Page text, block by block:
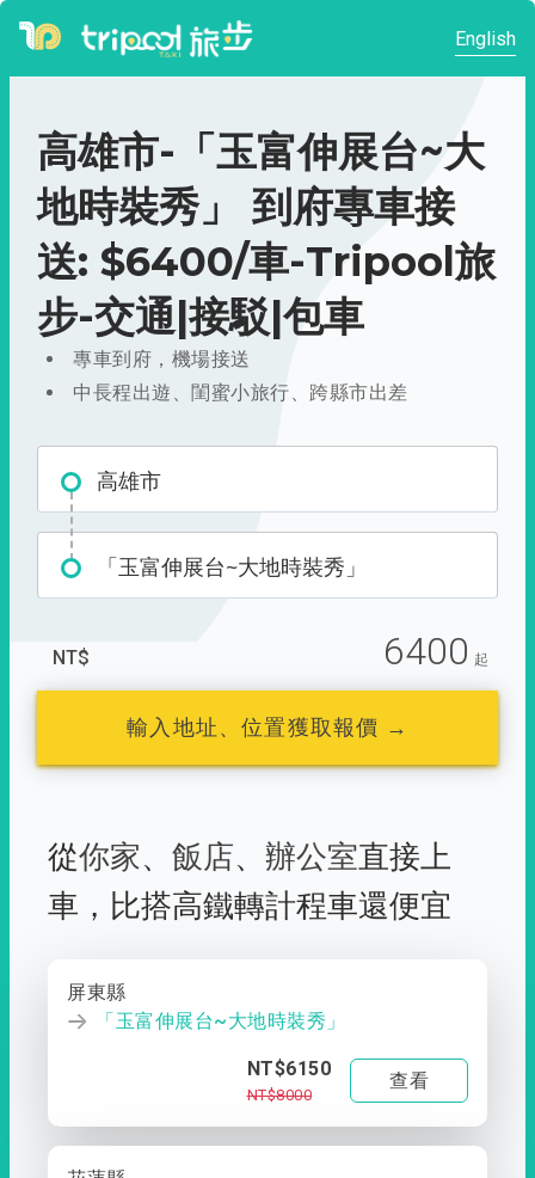
English
高雄市-「玉富伸展台~大
地時裝秀」 到府專車接
送: $6400/車-Tripool旅
步-交通|接駁|包車
專車到府，機場接送
中長程出遊、閨蜜小旅行、跨縣市出差
高雄市
「玉富伸展台~大地時裝秀」
NT$ 6400 起
輸入地址、位置獲取報價 →
從你家、 飯店、 辦公室直接上
車， 比搭高鐵轉計程車還便宜
屏東縣
「玉富伸展台~大地時裝秀」
NT$6150
NT$8000
查看